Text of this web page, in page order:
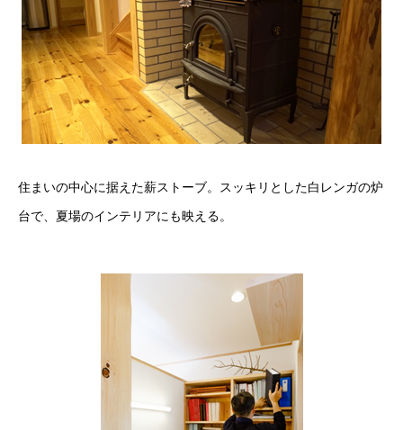
住まいの中心に据えた薪ストーブ。スッキリとした白レンガの炉
台で、夏場のインテリアにも映える。